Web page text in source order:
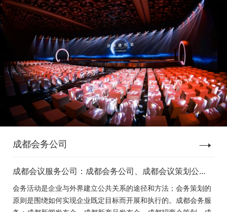
成都会务公司
成都会议服务公司：成都会务公司、成都会议策划公
司、成都新闻发布会策划、成都新产品发布会策划、成
都经销商会议策划、成都招商会策划、成都订货会策
划、成都颁奖会策划、成都客户答谢会策划、成都高峰
会务活动是企业与外界建立公共关系的途径和方法；会务策划的
原则是围绕如何实现企业既定目标而开展和执行的。成都会务服